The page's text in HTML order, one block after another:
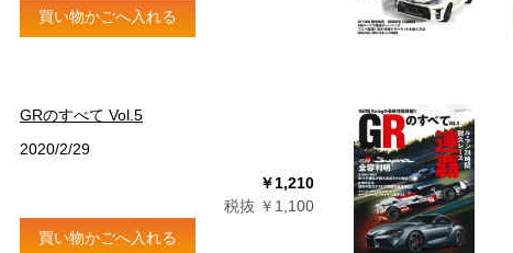
買い物かごへ入れる
GRのすべて Vol.5
2020/2/29
￥1,210
税抜 ￥1,100
買い物かごへ入れる